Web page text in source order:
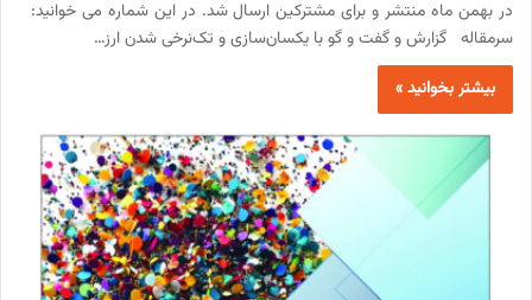
در بهمن ماه منتشر و برای مشترکین ارسال شد. در این شماره می خوانید:
سرمقاله گزارش و گفت و گو با یکسان‌سازی و تک‌نرخی شدن ارز…
بیشتر بخوانید »